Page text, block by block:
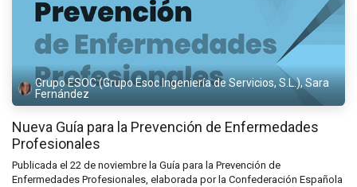
Grupo ESOC (Grupo Esoc Ingeniería de Servicios, S.L.), Sara
Fernández
Nueva Guía para la Prevención de Enfermedades
Profesionales
Publicada el 22 de noviembre la Guía para la Prevención de
Enfermedades Profesionales, elaborada por la Confederación Española